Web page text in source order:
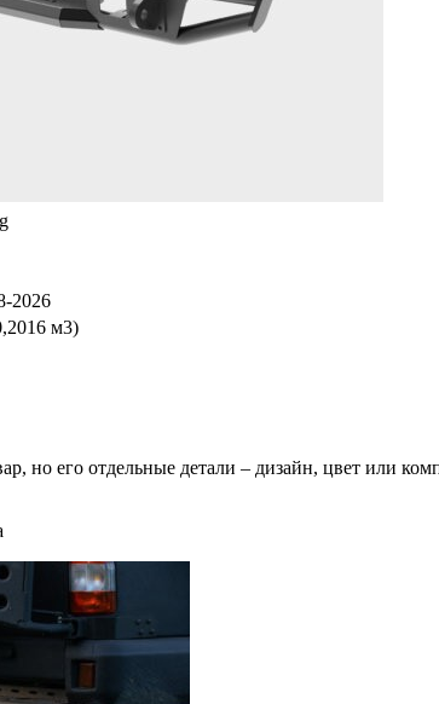
2026
м3)
но его отдельные детали – дизайн, цвет или